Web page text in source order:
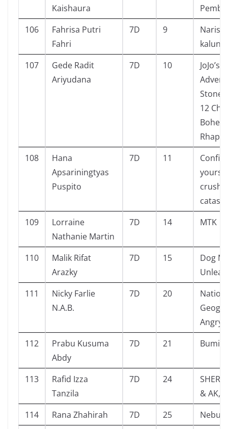
Kaishaura
106
Fahrisa Putri
Fahri
7D 9
Narisa
kalung
107
Gede Radit
Ariyudana
7D 10
JoJo’s
Stone
12 Ch.
108
Hana
Apsariningtyas
Puspito
7D 11
yours-
crush
109
Lorraine
Nathanie Martin
7D 14 MTK
110
Malik Rifat
Arazky
7D 15
Dog
111
Nicky Farlie
N.A.B.
7D 20
Angry
112
Prabu Kusuma
Abdy
7D 21 Bumi
113
Rafid Izza
Tanzila
7D 24
& AK,U
114
Rana Zhahirah 7D 25
Nebula